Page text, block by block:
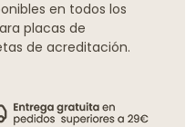
en todos los
placas de
de acreditación.